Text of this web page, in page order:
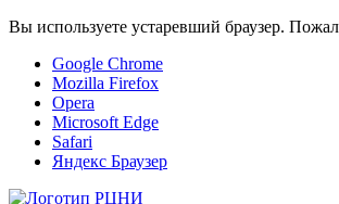
Вы используете устаревший браузер.
Google Chrome
Mozilla Firefox
Opera
Microsoft Edge
Safari
Яндекс Браузер